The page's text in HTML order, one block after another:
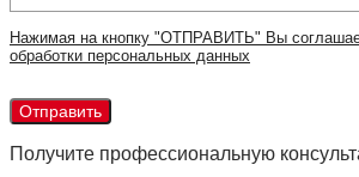
Нажимая на кнопку "ОТПРАВИТЬ" Вы
обработки персональных данных
Получите профессиональную